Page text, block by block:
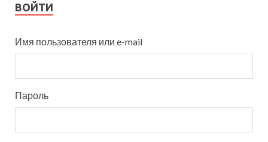
ВОЙТИ
Имя пользователя или e-mail
Пароль